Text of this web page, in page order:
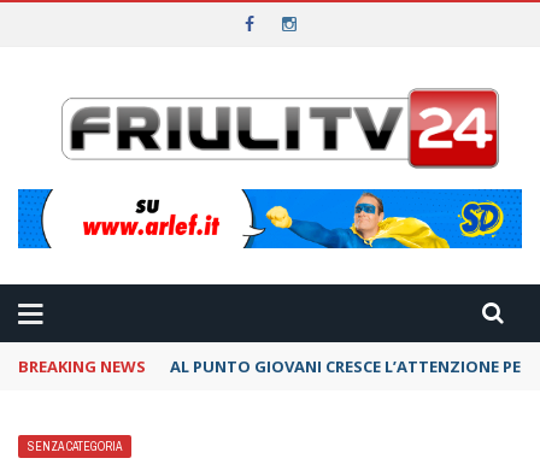
BREAKING NEWS AL PUNTO GIOVANI CRESCE L’ATTENZIONE
SENZA CATEGORIA